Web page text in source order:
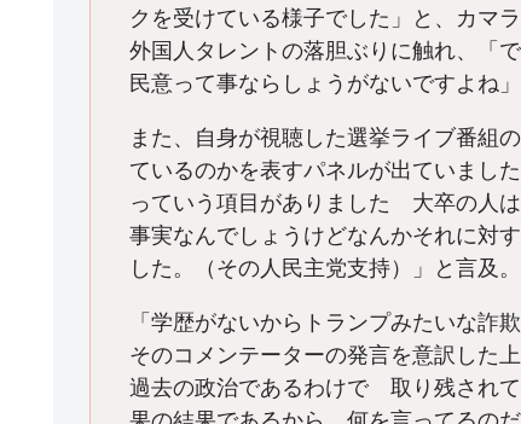
クを受けている様子でした」と、カマ
外国人タレントの落胆ぶりに触れ、「
民意って事ならしょうがないですよね」
また、自身が視聴した選挙ライブ番組
ているのかを表すパネルが出ていまし
っていう項目がありました 大卒の人
事実なんでしょうけどなんかそれに対
した。（その人民主党支持）」と言及。
「学歴がないからトランプみたいな詐
そのコメンテーターの発言を意訳した
過去の政治であるわけで 取り残され